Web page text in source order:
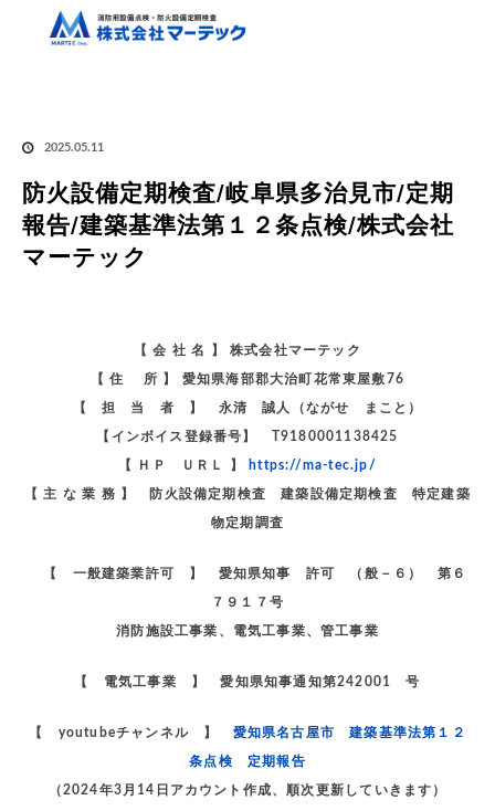
ブログ
消防設備点検
2025.05.11
防火設備定期検査/岐阜県多治見市/定期
報告/建築基準法第１２条点検/株式会社
マーテック
【 会 社 名 】 株式会社マーテック
【 住 所 】 愛知県海部郡大治町花常東屋敷76
【 担 当 者 】 永清 誠人（ながせ まこと）
【インボイス登録番号】 T9180001138425
【 ＨＰ ＵＲＬ 】 https://ma-tec.jp/
【 主 な 業 務 】 防火設備定期検査 建築設備定期検査 特定建築
物定期調査
【 一般建築業許可 】 愛知県知事 許可 （般－６） 第６
７９１７号
消防施設工事業、電気工事業、管工事業
【 電気工事業 】 愛知県知事通知第242001 号
【 youtubeチャンネル 】 愛知県名古屋市 建築基準法第１２
条点検 定期報告
（2024年3月14日アカウント作成、順次更新していきます）